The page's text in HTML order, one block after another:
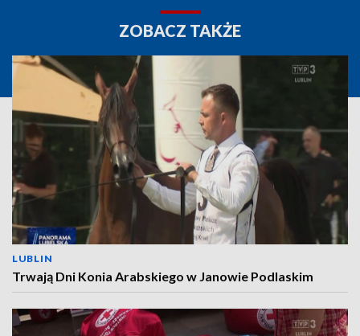
ZOBACZ TAKŻE
LUBLIN
Trwają Dni Konia Arabskiego w Janowie Podlaskim